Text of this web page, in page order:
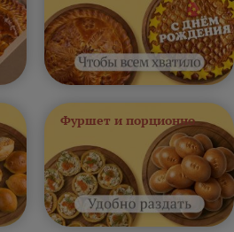
Фуршет и порционно